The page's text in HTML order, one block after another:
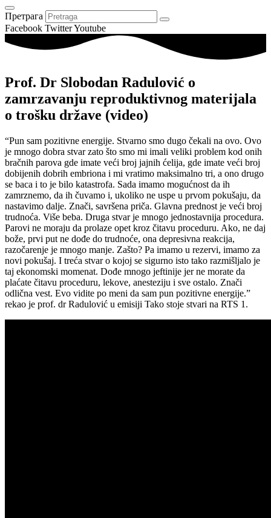
Претрага
Facebook TwitterYoutube
Prof. Dr Slobodan Radulović o
zamrzavanju reproduktivnog materijala
o trošku države (video)
“Pun sam pozitivne energije. Stvarno smo dugo čekali na ovo. Ovo
je mnogo dobra stvar zato što smo mi imali veliki problem kod onih
bračnih parova gde imate veći broj jajnih ćelija, gde imate veći broj
dobijenih dobrih embriona i mi vratimo maksimalno tri, a ono drugo
se baca i to je bilo katastrofa. Sada imamo mogućnost da ih
zamrznemo, da ih čuvamo i, ukoliko ne uspe u prvom pokušaju, da
nastavimo dalje. Znači, savršena priča. Glavna prednost je veći broj
trudnoća. Više beba. Druga stvar je mnogo jednostavnija procedura.
Parovi ne moraju da prolaze opet kroz čitavu proceduru. Ako, ne daj
bože, prvi put ne dođe do trudnoće, ona depresivna reakcija,
razočarenje je mnogo manje. Zašto? Pa imamo u rezervi, imamo za
novi pokušaj. I treća stvar o kojoj se sigurno isto tako razmišljalo je
taj ekonomski momenat. Dođe mnogo jeftinije jer ne morate da
plaćate čitavu proceduru, lekove, anesteziju i sve ostalo. Znači
odlična vest. Evo vidite po meni da sam pun pozitivne energije.”
rekao je prof. dr Radulović u emisiji Tako stoje stvari na RTS 1.